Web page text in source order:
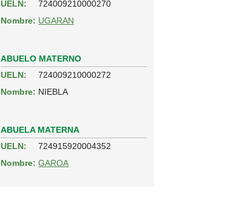
UELN:
724009210000270
Nombre: UGARAN
ABUELO MATERNO
UELN:
724009210000272
Nombre: NIEBLA
ABUELA MATERNA
UELN:
724915920004352
Nombre: GAROA